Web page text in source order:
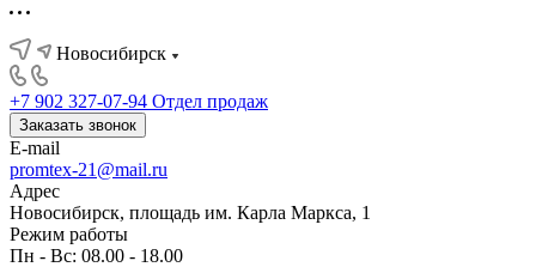
Новосибирск
+7 902 327-07-94 Отдел продаж
Заказать звонок
E-mail
promtex-21@mail.ru
Адрес
Новосибирск, площадь им. Карла Маркса, 1
Режим работы
Пн - Вс: 08.00 - 18.00